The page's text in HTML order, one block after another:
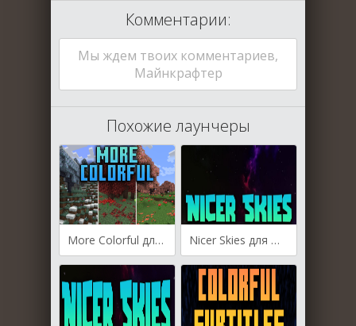
Комментарии:
Мы ждем твоих комментариев,
Майнкрафтер
Похожие лаунчеры
More Colorful для Майнкрафт [1.21.1, 1.21] Nicer Skies для Майнкрафт [1.21.1, 1.21, 1.20.4]